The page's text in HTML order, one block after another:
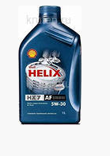
Политика в
данных
Производители